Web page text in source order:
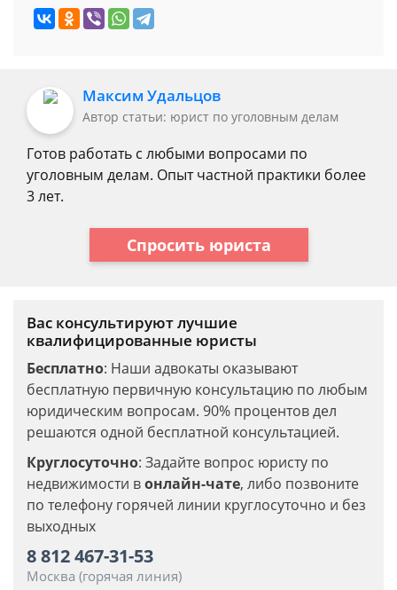
Максим Удальцов
Автор статьи: юрист по уголовным делам
Готов работать с любыми вопросами по
уголовным делам. Опыт частной практики более
3 лет.
Спросить юриста
Вас консультируют лучшие
квалифицированные юристы
Бесплатно: Наши адвокаты оказывают
бесплатную первичную консультацию по любым
юридическим вопросам. 90% процентов дел
решаются одной бесплатной консультацией.
Круглосуточно: Задайте вопрос юристу по
недвижимости вонлайн-чате, либо позвоните
по телефону горячей линии круглосуточно и без
выходных
8 812 467-31-53
Москва (горячая линия)